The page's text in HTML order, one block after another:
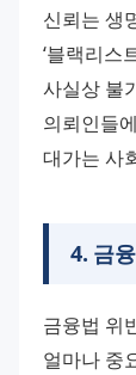
신뢰는 생
‘블랙리스
사실상 불
의뢰인들
대가는 사
4. 금
금융법 위
얼마나 중